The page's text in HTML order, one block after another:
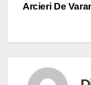
Arcieri De